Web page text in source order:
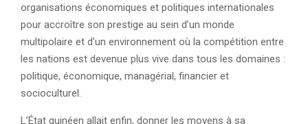
organisations économiques et politiques internationales
pour accroître son prestige au sein d’un monde
multipolaire et d’un environnement où la compétition entre
les nations est devenue plus vive dans tous les domaines :
politique, économique, managérial, financier et
socioculturel.
L’État guinéen allait enfin, donner les moyens à sa